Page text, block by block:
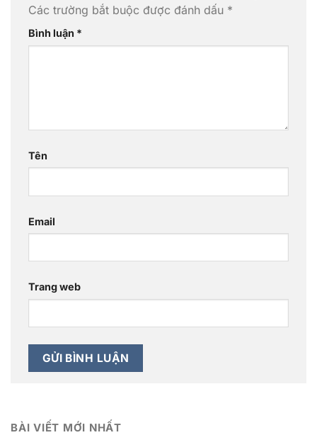
Các trường bắt buộc được đánh dấu *
Bình luận *
Tên
Email
Trang web
BÀI VIẾT MỚI NHẤT